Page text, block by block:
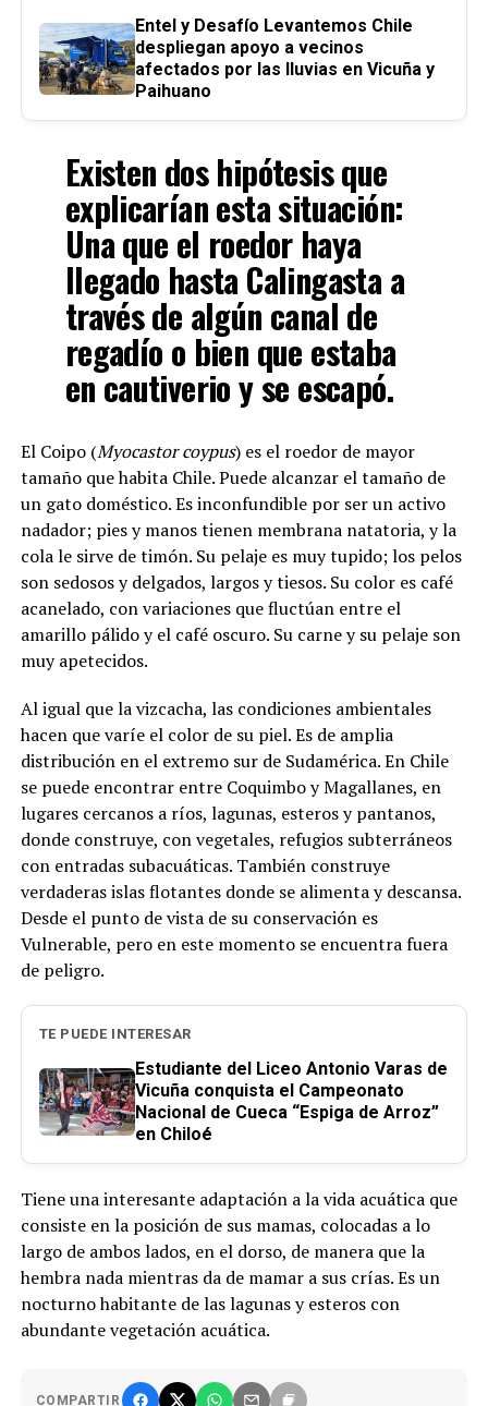
Entel y Desafío Levantemos Chile
despliegan apoyo a vecinos
afectados por las lluvias en Vicuña y
Paihuano
Existen dos hipótesis que
explicarían esta situación:
Una que el roedor haya
llegado hasta Calingasta a
través de algún canal de
regadío o bien que estaba
en cautiverio y se escapó.
El Coipo (Myocastor coypus) es el roedor de mayor
tamaño que habita Chile. Puede alcanzar el tamaño de
un gato doméstico. Es inconfundible por ser un activo
nadador; pies y manos tienen membrana natatoria, y la
cola le sirve de timón. Su pelaje es muy tupido; los pelos
son sedosos y delgados, largos y tiesos. Su color es café
acanelado, con variaciones que fluctúan entre el
amarillo pálido y el café oscuro. Su carne y su pelaje son
muy apetecidos.
Al igual que la vizcacha, las condiciones ambientales
hacen que varíe el color de su piel. Es de amplia
distribución en el extremo sur de Sudamérica. En Chile
se puede encontrar entre Coquimbo y Magallanes, en
lugares cercanos a ríos, lagunas, esteros y pantanos,
donde construye, con vegetales, refugios subterráneos
con entradas subacuáticas. También construye
verdaderas islas flotantes donde se alimenta y descansa.
Desde el punto de vista de su conservación es
Vulnerable, pero en este momento se encuentra fuera
de peligro.
TE PUEDE INTERESAR
Estudiante del Liceo Antonio Varas de
Vicuña conquista el Campeonato
Nacional de Cueca “Espiga de Arroz”
en Chiloé
Tiene una interesante adaptación a la vida acuática que
consiste en la posición de sus mamas, colocadas a lo
largo de ambos lados, en el dorso, de manera que la
hembra nada mientras da de mamar a sus crías. Es un
nocturno habitante de las lagunas y esteros con
abundante vegetación acuática.
COMPARTIR